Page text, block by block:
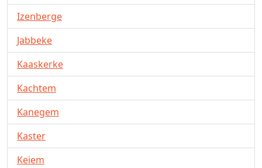
Izenberge
Jabbeke
Kaaskerke
Kachtem
Kanegem
Kaster
Keiem